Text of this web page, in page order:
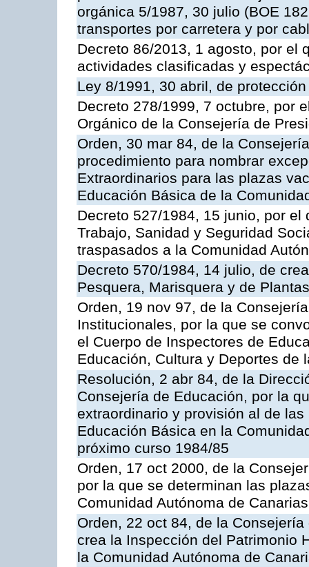
orgánica 5/1987, 30 julio (BOE
transportes por carretera y por
Decreto 86/2013, 1 agosto, por el
actividades clasificadas y
Ley 8/1991, 30 abril, de
Decreto 278/1999, 7 octubre, por
Orgánico de la Consejería de
Orden, 30 mar 84, de la
procedimiento para nombrar
Extraordinarios para las plazas
Educación Básica de la
Decreto 527/1984, 15 junio, por
Trabajo, Sanidad y Seguridad
traspasados a la Comunidad
Decreto 570/1984, 14 julio, de
Pesquera, Marisquera y de
Orden, 19 nov 97, de la
Institucionales, por la que se
el Cuerpo de Inspectores de
Educación, Cultura y Deportes de
Resolución, 2 abr 84, de la
Consejería de Educación, por la
extraordinario y provisión al de
Educación Básica en la
próximo curso 1984/85
Orden, 17 oct 2000, de la
por la que se determinan las
Comunidad Autónoma de Canarias
Orden, 22 oct 84, de la
crea la Inspección del Patrimonio
la Comunidad Autónoma de